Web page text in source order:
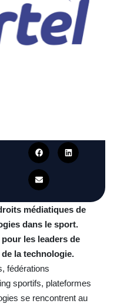
médiatiques de
dans le sport.
les leaders de
la technologie.
fédérations
sportifs, plateformes
se rencontrent au